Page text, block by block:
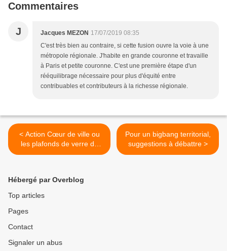
Commentaires
J Jacques MEZON 17/07/2019 08:35
C'est très bien au contraire, si cette fusion ouvre la voie à une
métropole régionale. J'habite en grande couronne et travaille
à Paris et petite couronne. C'est une première étape d'un
rééquilibrage nécessaire pour plus d'équité entre
contribuables et contributeurs à la richesse régionale.
< Action Cœur de ville ou
les plafonds de verre de
l’action publique territoriale,
Pour un bigbang territorial,
suggestions à débattre >
Hébergé par Overblog
Top articles
Pages
Contact
Signaler un abus